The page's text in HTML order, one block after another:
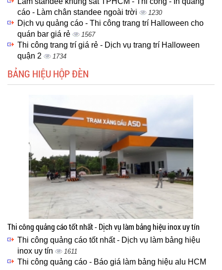
cáo - Làm chân standee ngoài trời
1230
Dịch vụ quảng cáo - Thi công trang trí Halloween cho
quán bar giá rẻ
1567
Thi công trang trí giá rẻ - Dịch vụ trang trí Halloween
quận 2
1734
BẢNG HIỆU HỘP ĐÈN
Thi công quảng cáo tốt nhất - Dịch vụ làm bảng hiệu inox uy tín
Thi công quảng cáo tốt nhất - Dịch vụ làm bảng hiệu
inox uy tín
1611
Thi công quảng cáo - Báo giá làm bảng hiệu alu HCM